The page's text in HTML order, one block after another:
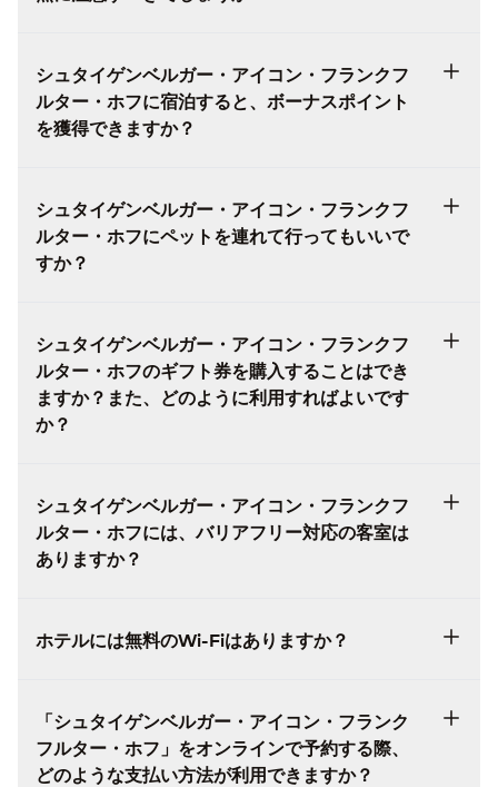
シュタイゲンベルガー・アイコン・フランクフ
ルター・ホフに宿泊すると、ボーナスポイント
を獲得できますか？
シュタイゲンベルガー・アイコン・フランクフ
ルター・ホフにペットを連れて行ってもいいで
すか？
シュタイゲンベルガー・アイコン・フランクフ
ルター・ホフのギフト券を購入することはでき
ますか？また、どのように利用すればよいです
か？
シュタイゲンベルガー・アイコン・フランクフ
ルター・ホフには、バリアフリー対応の客室は
ありますか？
ホテルには無料のWi-Fiはありますか？
「シュタイゲンベルガー・アイコン・フランク
フルター・ホフ」をオンラインで予約する際、
どのような支払い方法が利用できますか？